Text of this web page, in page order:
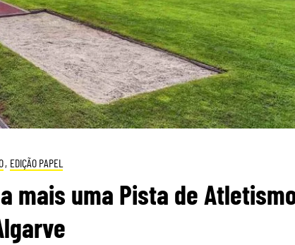
, EDIÇÃO PAPEL
mais uma Pista de